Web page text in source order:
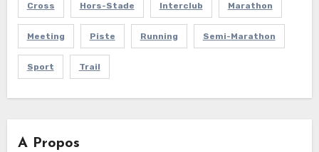
Cross Hors-Stade Interclub Marathon
Meeting Piste Running Semi-Marathon
Sport Trail
A Propos